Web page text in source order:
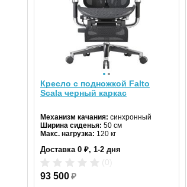
Кресло с подножкой Falto
Scala черный каркас
Механизм качания: синхронный
Ширина сиденья: 50 см
Макс. нагрузка: 120 кг
Материал спинки:сетка
Цвет:серый
Доставка 0 ₽, 1-2 дня
93 500₽